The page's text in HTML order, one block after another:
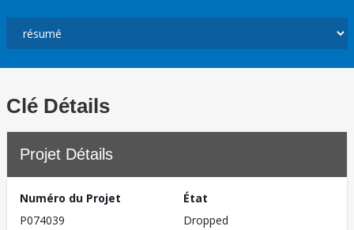
Clé Détails
Projet Détails
Numéro du Projet
P074039
État
Dropped